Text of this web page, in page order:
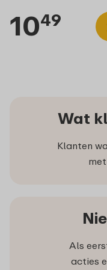
1049
Wat
Klanten
Als
acties